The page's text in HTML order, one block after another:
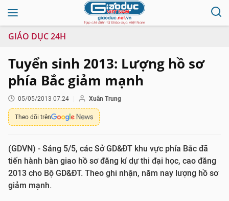
GIÁO DỤC 24H
Tuyển sinh 2013: Lượng hồ sơ
phía Bắc giảm mạnh
05/05/2013 07:24 Xuân Trung
Theo dõi trên
(GDVN) - Sáng 5/5, các Sở GD&ĐT khu vực phía Bắc đã
tiến hành bàn giao hồ sơ đăng kí dự thi đại học, cao đăng
2013 cho Bộ GD&ĐT. Theo ghi nhận, năm nay lượng hồ sơ
giảm mạnh.